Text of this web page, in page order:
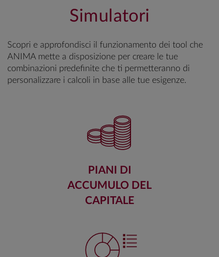
Simulatori
Scopri e approfondisci il funzionamento dei tool che
ANIMA mette a disposizione per creare le tue
combinazioni predefinite che ti permetteranno di
personalizzare i calcoli in base alle tue esigenze.
PIANI DI
ACCUMULO DEL
CAPITALE